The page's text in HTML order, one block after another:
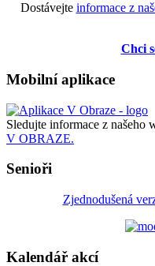
Dostávejte informace z
Chci
Mobilní aplikace
Sledujte informace z našeho
V OBRAZE.
Senioři
Zjednodušená
Kalendář akcí